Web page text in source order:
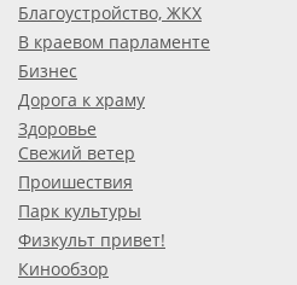
Благоустройство, ЖКХ
В краевом парламенте
Бизнес
Дорога к храму
Здоровье
Свежий ветер
Проишествия
Парк культуры
Физкульт привет!
Кинообзор